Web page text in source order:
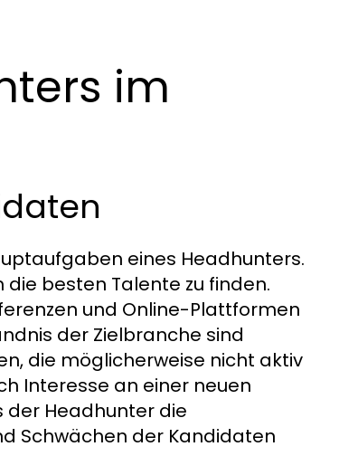
im
eines Headhunters.
besten Talente zu finden.
und Online-Plattformen
der Zielbranche sind
die möglicherweise nicht aktiv
Interesse an einer neuen
der Headhunter die
Schwächen der Kandidaten